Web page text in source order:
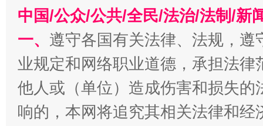
千年窑火 生生不息 一
中国/公众/公共/全民/法治/法制/新
一、 遵守各国有关法律、法规，
业规定和网络职业道德，承担法
他人或（单位）造成伤害和损失
响的，本网将追究其相关法律和